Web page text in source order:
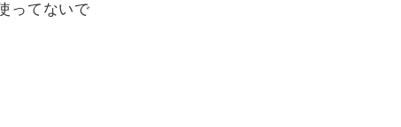
ってないで